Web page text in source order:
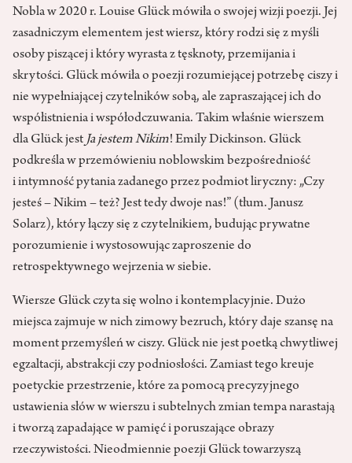
Nobla w 2020 r. Louise Glück mówiła o swojej wizji poezji. Jej
zasadniczym elementem jest wiersz, który rodzi się z myśli
osoby piszącej i który wyrasta z tęsknoty, przemijania i
skrytości. Glück mówiła o poezji rozumiejącej potrzebę ciszy i
nie wypełniającej czytelników sobą, ale zapraszającej ich do
współistnienia i współodczuwania. Takim właśnie wierszem
dla Glück jest Ja jestem Nikim! Emily Dickinson. Glück
podkreśla w przemówieniu noblowskim bezpośredniość
i intymność pytania zadanego przez podmiot liryczny: „Czy
jesteś – Nikim – też? Jest tedy dwoje nas!” (tłum. Janusz
Solarz), który łączy się z czytelnikiem, budując prywatne
porozumienie i wystosowując zaproszenie do
retrospektywnego wejrzenia w siebie.
Wiersze Glück czyta się wolno i kontemplacyjnie. Dużo
miejsca zajmuje w nich zimowy bezruch, który daje szansę na
moment przemyśleń w ciszy. Glück nie jest poetką chwytliwej
egzaltacji, abstrakcji czy podniosłości. Zamiast tego kreuje
poetyckie przestrzenie, które za pomocą precyzyjnego
ustawienia słów w wierszu i subtelnych zmian tempa narastają
i tworzą zapadające w pamięć i poruszające obrazy
rzeczywistości. Nieodmiennie poezji Glück towarzyszą